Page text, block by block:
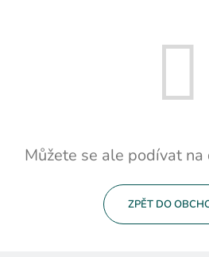
Můžete se ale podívat
ZPĚT DO